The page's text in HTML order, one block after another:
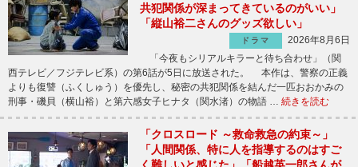
共犯関係が深まってきているのがいい」
「縦山裕二さんのグッズ欲しい」
ドラマ
2026年8月6日
「今夜もシリアルキラーと待ち合わせ」（関
西テレビ／フジテレビ系）の第6話が5日に放送された。 本作は、警察の正義
よりも復讐（ふくしゅう）を優先し、秘密の共犯関係を結んだ一匹おおかみの
刑事・磯貝（横山裕）と第六感女子ヒナタ（関水渚）の物語 … 続きを読む
「クロスロード ～救命救急の約束～」
「人間関係、特に人を指導するのはすご